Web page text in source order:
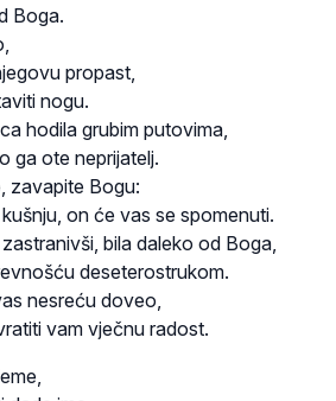
Boga.
propast,
nogu.
hodila grubim putovima,
ga ote neprijatelj.
zavapite Bogu:
on će vas se spomenuti.
bila daleko od Boga,
deseterostrukom.
nesreću doveo,
vam vječnu radost.